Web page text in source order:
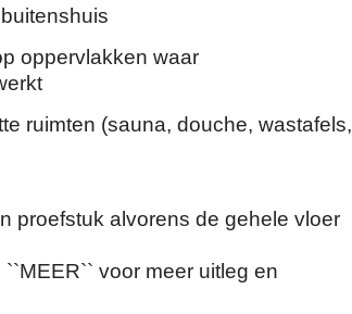
oppervlakken waar
ruimten (sauna, douche, wastafels,
proefstuk alvorens de gehele vloer
voor meer uitleg en